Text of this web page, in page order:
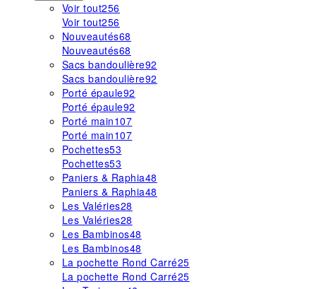
Voir tout256
Voir tout256
Nouveautés68
Nouveautés68
Sacs bandoulière92
Sacs bandoulière92
Porté épaule92
Porté épaule92
Porté main107
Porté main107
Pochettes53
Pochettes53
Paniers & Raphia48
Paniers & Raphia48
Les Valéries28
Les Valéries28
Les Bambinos48
Les Bambinos48
La pochette Rond Carré25
La pochette Rond Carré25